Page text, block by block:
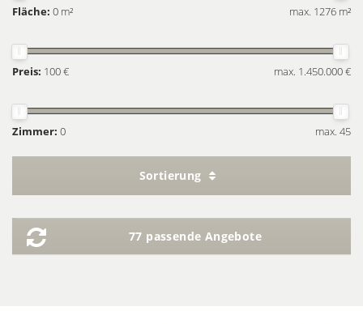
Fläche: 0 m² max. 1276 m²
Preis: 100 € max. 1.450.000 €
Zimmer: 0 max. 45
Sortierung
77 passende Angebote